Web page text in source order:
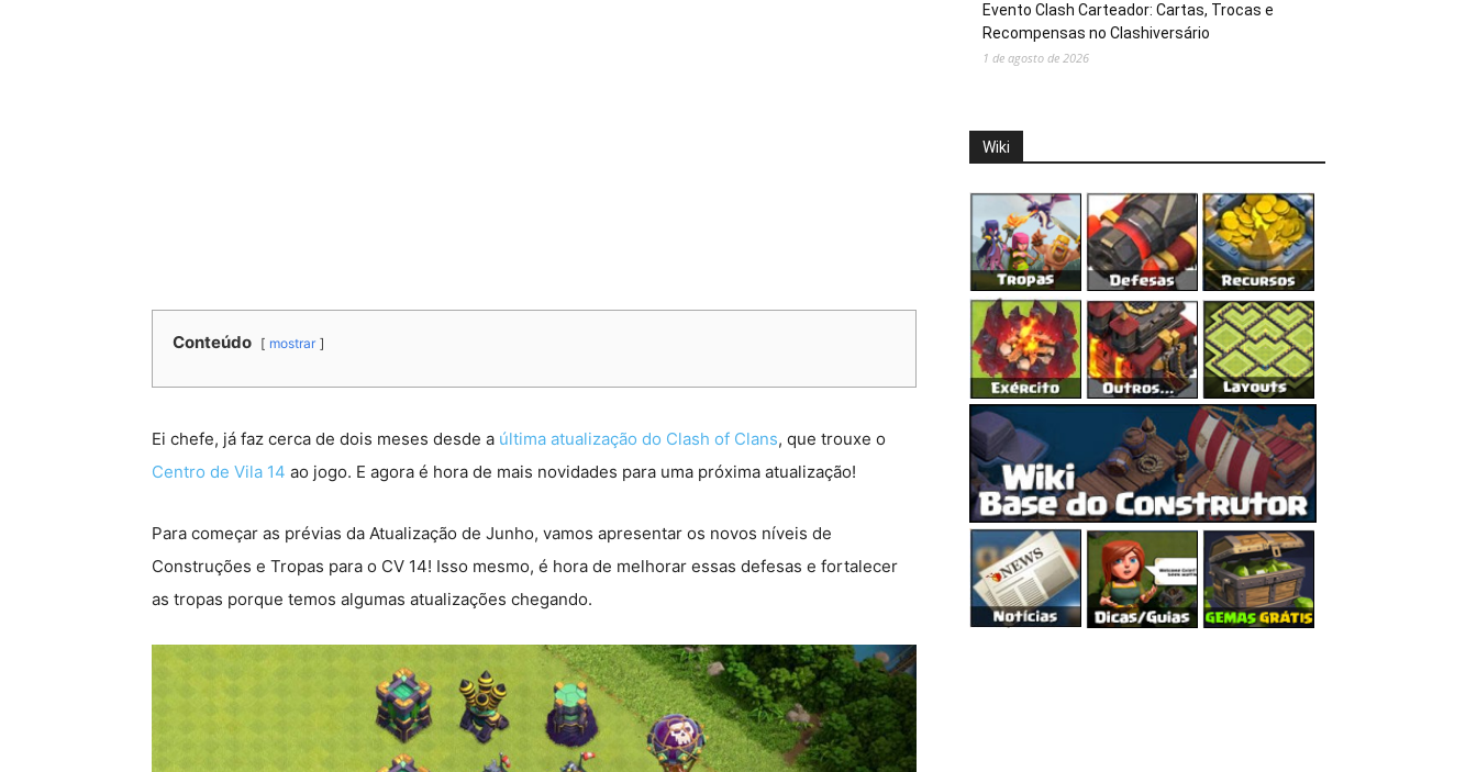
Conteúdo mostrar
Ei chefe, já faz cerca de dois meses desde a última atualização do Clash of Clans, que trouxe o
Centro de Vila 14 ao jogo. E agora é hora de mais novidades para uma próxima atualização!
Para começar as prévias da Atualização de Junho, vamos apresentar os novos níveis de
Construções e Tropas para o CV 14! Isso mesmo, é hora de melhorar essas defesas e fortalecer
as tropas porque temos algumas atualizações chegando.
Evento Clash Carteador: Cartas, Trocas e
Recompensas no Clashiversário
1 de agosto de 2026
Wiki